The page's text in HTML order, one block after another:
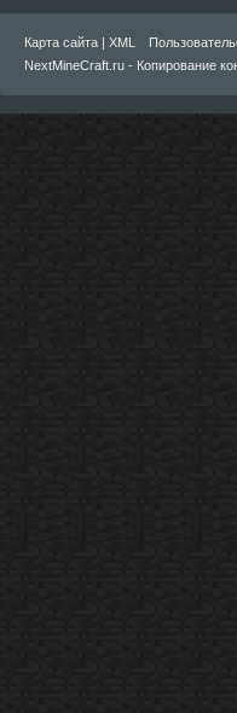
Карта сайта | XML
NextMineCraft.ru - Копирование